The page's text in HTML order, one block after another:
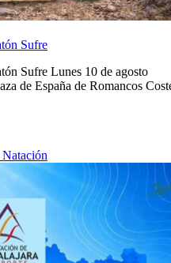
Sufre
Sufre Lunes 10 de agosto
de España de Romancos